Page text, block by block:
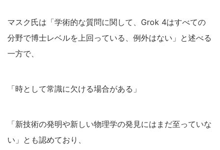
マスク氏は「学術的な質問に関して、Grok 4はすべての
分野で博士レベルを上回っている、例外はない」と述べる
一方で、
「時として常識に欠ける場合がある」
「新技術の発明や新しい物理学の発見にはまだ至っていな
い」とも認めており、